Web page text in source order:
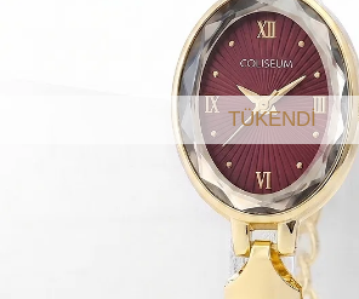
TÜKENDİ